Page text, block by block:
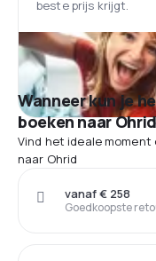
beste prijs krijgt.
Wanneer kun je
boeken naar
Vind het ideale
naar Ohrid
Goedkoopste
vanaf € 258